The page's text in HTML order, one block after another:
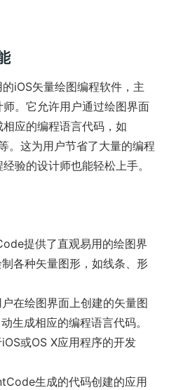
iOS矢量绘图编程软件，主
。它允许用户通过绘图界面
应的编程语言代码，如
这为用户节省了大量的编程
验的设计师也能轻松上手。
提供了直观易用的绘图界
各种矢量图形，如线条、形
户在绘图界面上创建的矢量图
生成相应的编程语言代码。
或OS X应用程序的开发
生成的代码创建的应用